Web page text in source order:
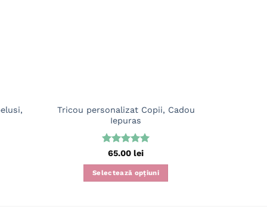
Tricou personalizat Copii, Cadou
Iepuras
Evaluat la
65.00 lei
Selectează opțiuni